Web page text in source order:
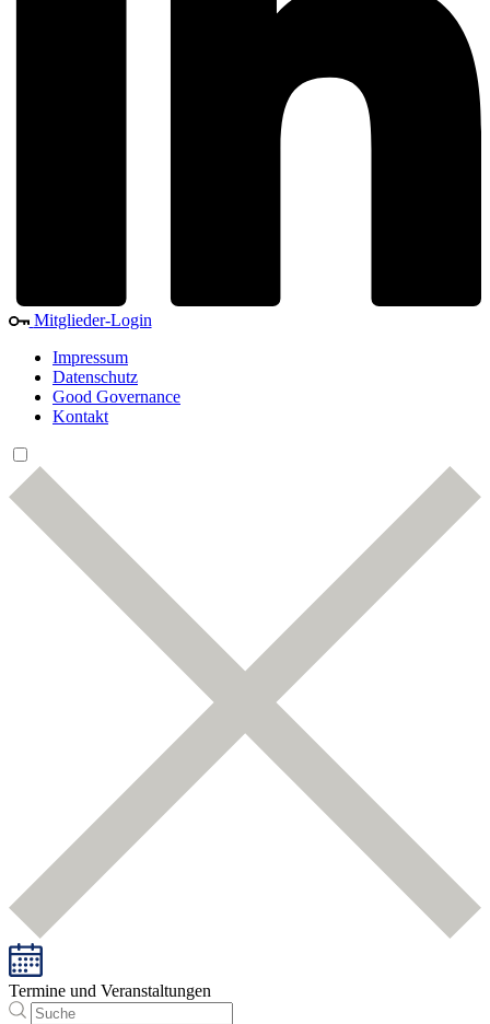
Mitglieder-Login
Impressum
Datenschutz
Good Governance
Kontakt
Termine und Veranstaltungen